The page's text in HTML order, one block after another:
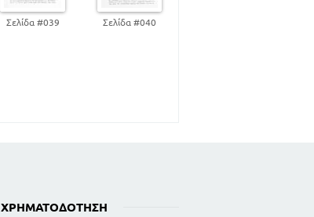
Σελίδα #039 Σελίδα #040
ΧΡΗΜΑΤΟΔΌΤΗΣΗ